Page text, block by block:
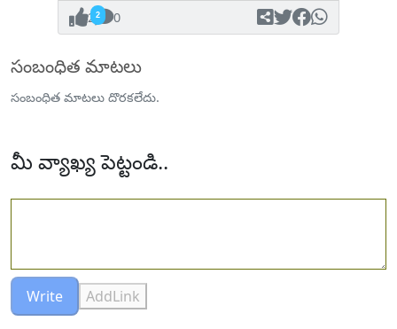
2 0
సంబంధిత మాటలు
సంబంధిత మాటలు దొరకలేదు.
మీ వ్యాఖ్య పెట్టండి..
Write AddLink